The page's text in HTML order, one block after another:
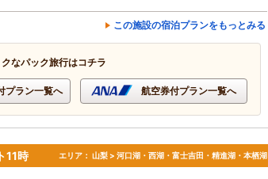
この施設の宿泊プランをもっとみる
なパック旅行はコチラ
プラン一覧へ 航空券付プラン一覧へ
時 エリア： 山梨 > 河口湖・西湖・富士吉田・精進湖・本栖湖